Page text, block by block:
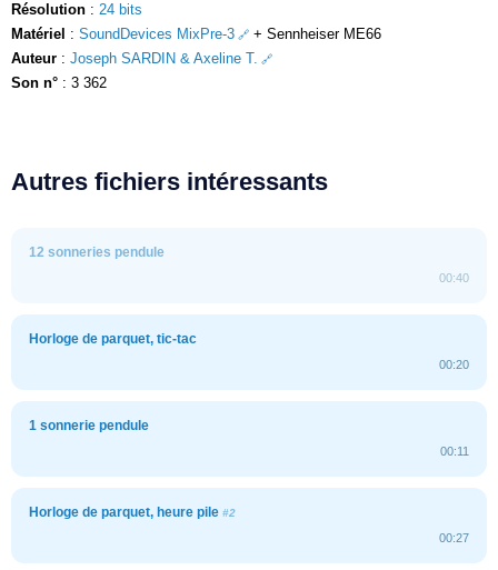
Résolution : 24 bits
Matériel : SoundDevices MixPre-3
+ Sennheiser ME66
Auteur : Joseph SARDIN & Axeline T.
Son n° : 3 362
Autres fichiers intéressants
12 sonneries pendule
00:40
Horloge de parquet, tic-tac
00:20
1 sonnerie pendule
00:11
Horloge de parquet, heure pile #2
00:27